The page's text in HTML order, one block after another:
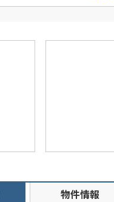
物件情報